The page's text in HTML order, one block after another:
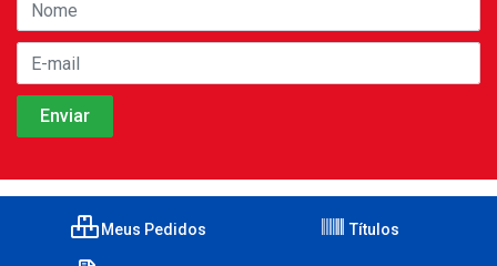
Meus Pedidos Títulos